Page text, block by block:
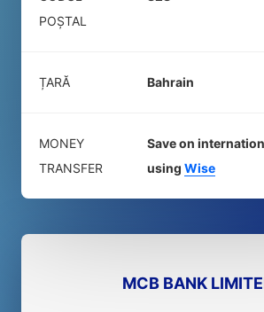
POŞTAL
ȚARĂ Bahrain
MONEY
TRANSFER
Save on
using Wise
MCB BANK